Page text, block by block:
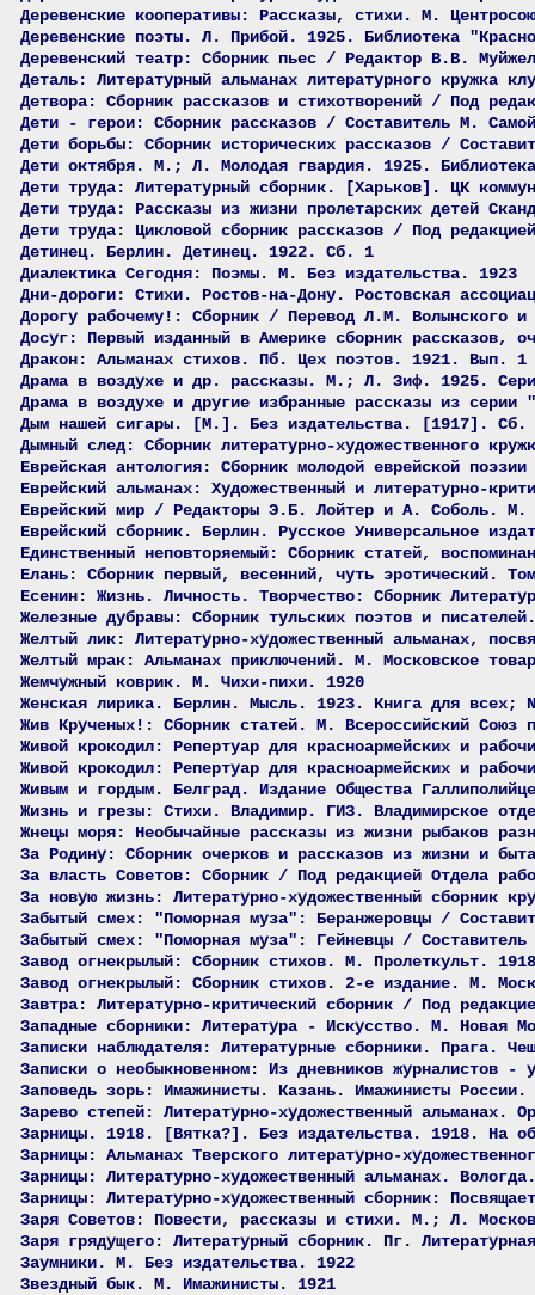
Деревенские кооперативы: Рассказы, стихи. М.
Деревенские поэты. Л. Прибой. 1925. Библиотека
Деревенский театр: Сборник пьес / Редактор В.В.
Деталь: Литературный альманах литературного кружка
Детвора: Сборник рассказов и стихотворений / Под
Дети - герои: Сборник рассказов / Составитель М.
Дети борьбы: Сборник исторических рассказов /
Дети октября. М.; Л. Молодая гвардия. 1925.
Дети труда: Литературный сборник. [Харьков]. ЦК
Дети труда: Рассказы из жизни пролетарских детей
Дети труда: Цикловой сборник рассказов / Под
Детинец. Берлин. Детинец. 1922. Сб. 1
Диалектика Сегодня: Поэмы. М. Без издательства. 1923
Дни-дороги: Стихи. Ростов-на-Дону. Ростовская
Дорогу рабочему!: Сборник / Перевод Л.М. Волынского
Досуг: Первый изданный в Америке сборник рассказов,
Дракон: Альманах стихов. Пб. Цех поэтов. 1921. Вып. 1
Драма в воздухе и др. рассказы. М.; Л. Зиф. 1925.
Драма в воздухе и другие избранные рассказы из
Дым нашей сигары. [М.]. Без издательства. [1917]. Сб.
Дымный след: Сборник литературно-художественного
Еврейская антология: Сборник молодой еврейской
Еврейский альманах: Художественный и литературно-
Еврейский мир / Редакторы Э.Б. Лойтер и А. Соболь.
Еврейский сборник. Берлин. Русское Универсальное
Единственный неповторяемый: Сборник статей,
Елань: Сборник первый, весенний, чуть эротический.
Есенин: Жизнь. Личность. Творчество: Сборник
Железные дубравы: Сборник тульских поэтов и
Желтый лик: Литературно-художественный альманах,
Желтый мрак: Альманах приключений. М. Московское
Жемчужный коврик. М. Чихи-пихи. 1920
Женская лирика. Берлин. Мысль. 1923. Книга для всех;
Жив Крученых!: Сборник статей. М. Всероссийский Союз
Живой крокодил: Репертуар для красноармейских и
Живой крокодил: Репертуар для красноармейских и
Живым и гордым. Белград. Издание Общества
Жизнь и грезы: Стихи. Владимир. ГИЗ. Владимирское
Жнецы моря: Необычайные рассказы из жизни рыбаков
За Родину: Сборник очерков и рассказов из жизни и
За власть Советов: Сборник / Под редакцией Отдела
За новую жизнь: Литературно-художественный сборник
Забытый смех: "Поморная муза": Беранжеровцы /
Забытый смех: "Поморная муза": Гейневцы /
Завод огнекрылый: Сборник стихов. М. Пролеткульт. 1918
Завод огнекрылый: Сборник стихов. 2-е издание. М.
Завтра: Литературно-критический сборник / Под
Западные сборники: Литература - Искусство. М. Новая
Записки наблюдателя: Литературные сборники. Прага.
Записки о необыкновенном: Из дневников
Заповедь зорь: Имажинисты. Казань. Имажинисты России.
Зарево степей: Литературно-художественный альманах.
Зарницы. 1918. [Вятка?]. Без издательства. 1918. На
Зарницы: Альманах Тверского литературно-
Зарницы: Литературно-художественный альманах.
Зарницы: Литературно-художественный сборник:
Заря Советов: Повести, рассказы и стихи. М.; Л.
Заря грядущего: Литературный сборник. Пг.
Заумники. М. Без издательства. 1922
Звездный бык. М. Имажинисты. 1921